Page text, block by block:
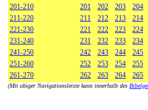
201-210
201 202 203 204
211-220
211 212 213 214
221-230
221 222 223 224
231-240
231 232 233 234
241-250
242 243 244 245
251-260
252 253 254 255
261-270
262 263 264 265
(Mit obiger Navigationsleiste kann innerhalb des